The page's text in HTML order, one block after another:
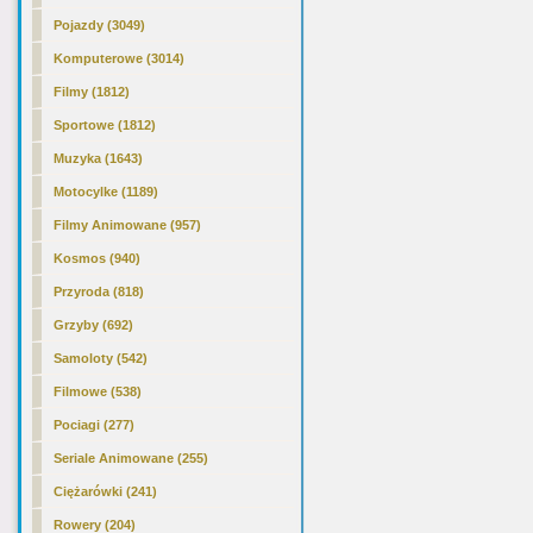
Pojazdy (3049)
Komputerowe (3014)
Filmy (1812)
Sportowe (1812)
Muzyka (1643)
Motocylke (1189)
Filmy Animowane (957)
Kosmos (940)
Przyroda (818)
Grzyby (692)
Samoloty (542)
Filmowe (538)
Pociagi (277)
Seriale Animowane (255)
Ciężarówki (241)
Rowery (204)